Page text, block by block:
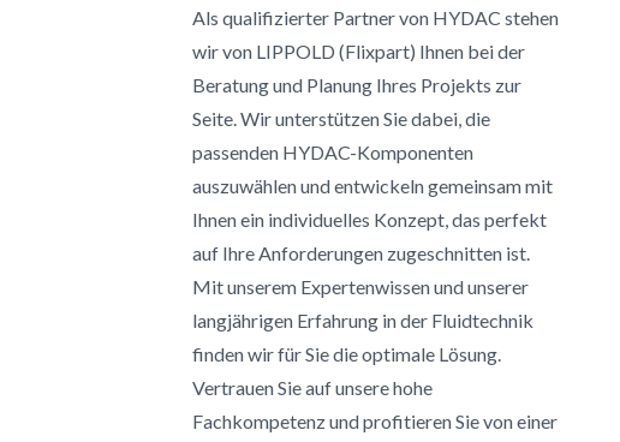
Als qualifizierter Partner von HYDAC stehen
wir von LIPPOLD (Flixpart) Ihnen bei der
Beratung und Planung Ihres Projekts zur
Seite. Wir unterstützen Sie dabei, die
passenden HYDAC-Komponenten
auszuwählen und entwickeln gemeinsam mit
Ihnen ein individuelles Konzept, das perfekt
auf Ihre Anforderungen zugeschnitten ist.
Mit unserem Expertenwissen und unserer
langjährigen Erfahrung in der Fluidtechnik
finden wir für Sie die optimale Lösung.
Vertrauen Sie auf unsere hohe
Fachkompetenz und profitieren Sie von einer